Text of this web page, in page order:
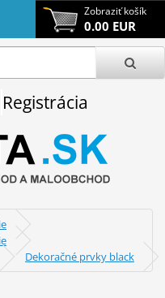
Zobraziť košík
0.00 EUR
Registrácia
Dekoračné prvky black